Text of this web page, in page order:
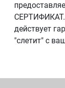
действует
"слетит" с